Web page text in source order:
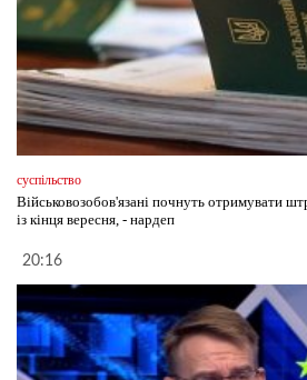
суспільство
Військовозобов'язані почнуть отримувати
із кінця вересня, - нардеп
20:16